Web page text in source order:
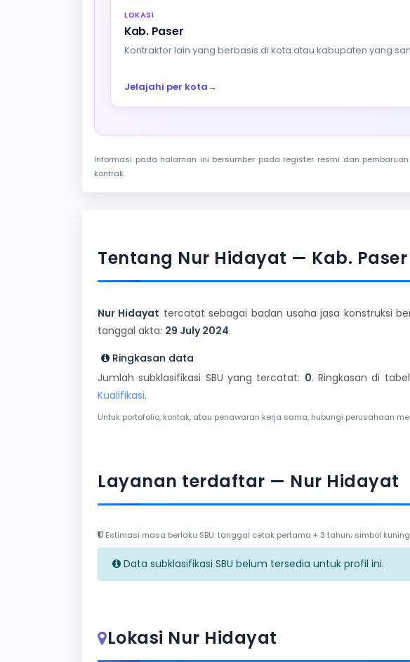
LOKASI
Kab. Paser
Kontraktor lain yang berbasis di kota atau kabupaten yang
Jelajahi per kota→
Informasi pada halaman ini bersumber pada register resmi dan
kontrak.
Tentang Nur Hidayat — Kab. Paser
Nur Hidayat tercatat sebagai badan usaha jasa konstruksi
tanggal akta: 29 July 2024.
Ringkasan data
Jumlah subklasifikasi SBU yang tercatat: 0. Ringkasan di
Kualifikasi.
Untuk portofolio, kontak, atau penawaran kerja sama, hubungi perusahaan
Layanan terdaftar — Nur Hidayat
Estimasi masa berlaku SBU: tanggal cetak pertama + 3 tahun; simbol
Data subklasifikasi SBU belum tersedia untuk profil ini.
Lokasi Nur Hidayat